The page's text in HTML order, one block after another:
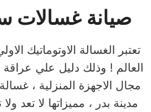
صيانة غسالات
تعتبر الغسالة الاوتوماتيك
العالم ! وذلك دليل علي
مجال الاجهزة المنزلية ،
مدينة بدر ، مميزاتها لا تعد